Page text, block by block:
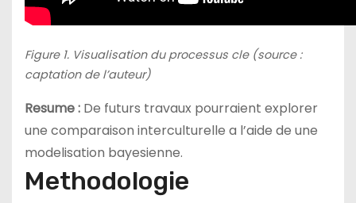
Figure 1. Visualisation du processus cle (source :
captation de l’auteur)
Resume : De futurs travaux pourraient explorer
une comparaison interculturelle a l’aide de une
modelisation bayesienne.
Methodologie